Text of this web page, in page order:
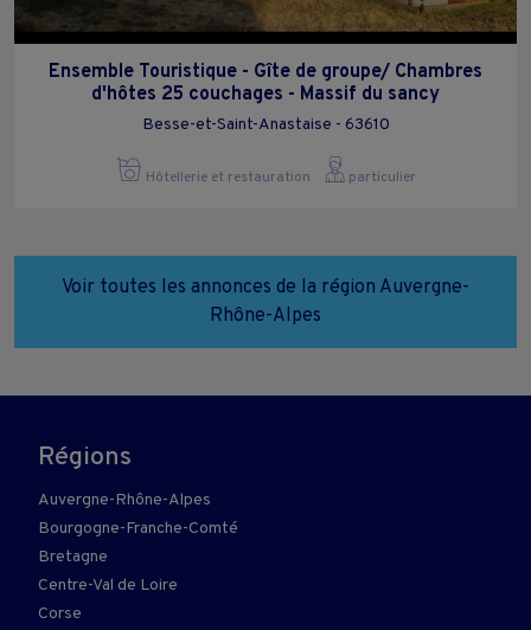
Ensemble Touristique - Gîte de groupe/ Chambres
d'hôtes 25 couchages - Massif du sancy
Besse-et-Saint-Anastaise - 63610
Hôtellerie et restauration particulier
Voir toutes les annonces de la région Auvergne-
Rhône-Alpes
Régions
Auvergne-Rhône-Alpes
Bourgogne-Franche-Comté
Bretagne
Centre-Val de Loire
Corse